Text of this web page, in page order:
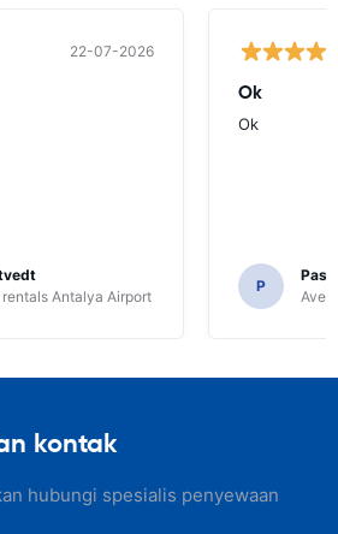
22-07-2026
Antalya Airport
Ok
Ok
P
Avec
kontak
hubungi spesialis penyewaan